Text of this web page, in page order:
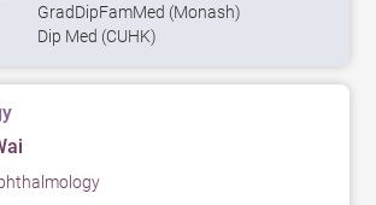
GradDipFamMed (Monash)
Dip Med (CUHK)